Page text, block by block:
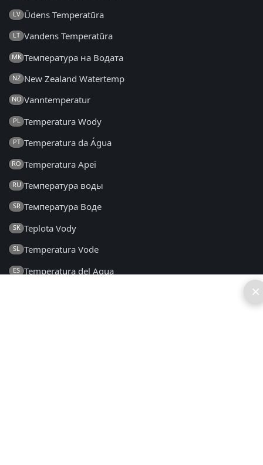
LV Ūdens Temperatūra
LT Vandens Temperatūra
MK Температура на Водата
NZ New Zealand Watertemp
NO Vanntemperatur
PL Temperatura Wody
PT Temperatura da Água
RO Temperatura Apei
RU Температура воды
SR Температура Воде
SK Teplota Vody
SL Temperatura Vode
ES Temperatura del Agua
×